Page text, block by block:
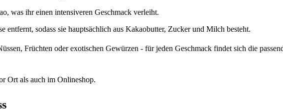
was ihr einen intensiveren Geschmack verleiht.
entfernt, sodass sie hauptsächlich aus Kakaobutter, Zucker und Milch besteht.
Früchten oder exotischen Gewürzen - für jeden Geschmack findet sich die
Ort als auch im Onlineshop.